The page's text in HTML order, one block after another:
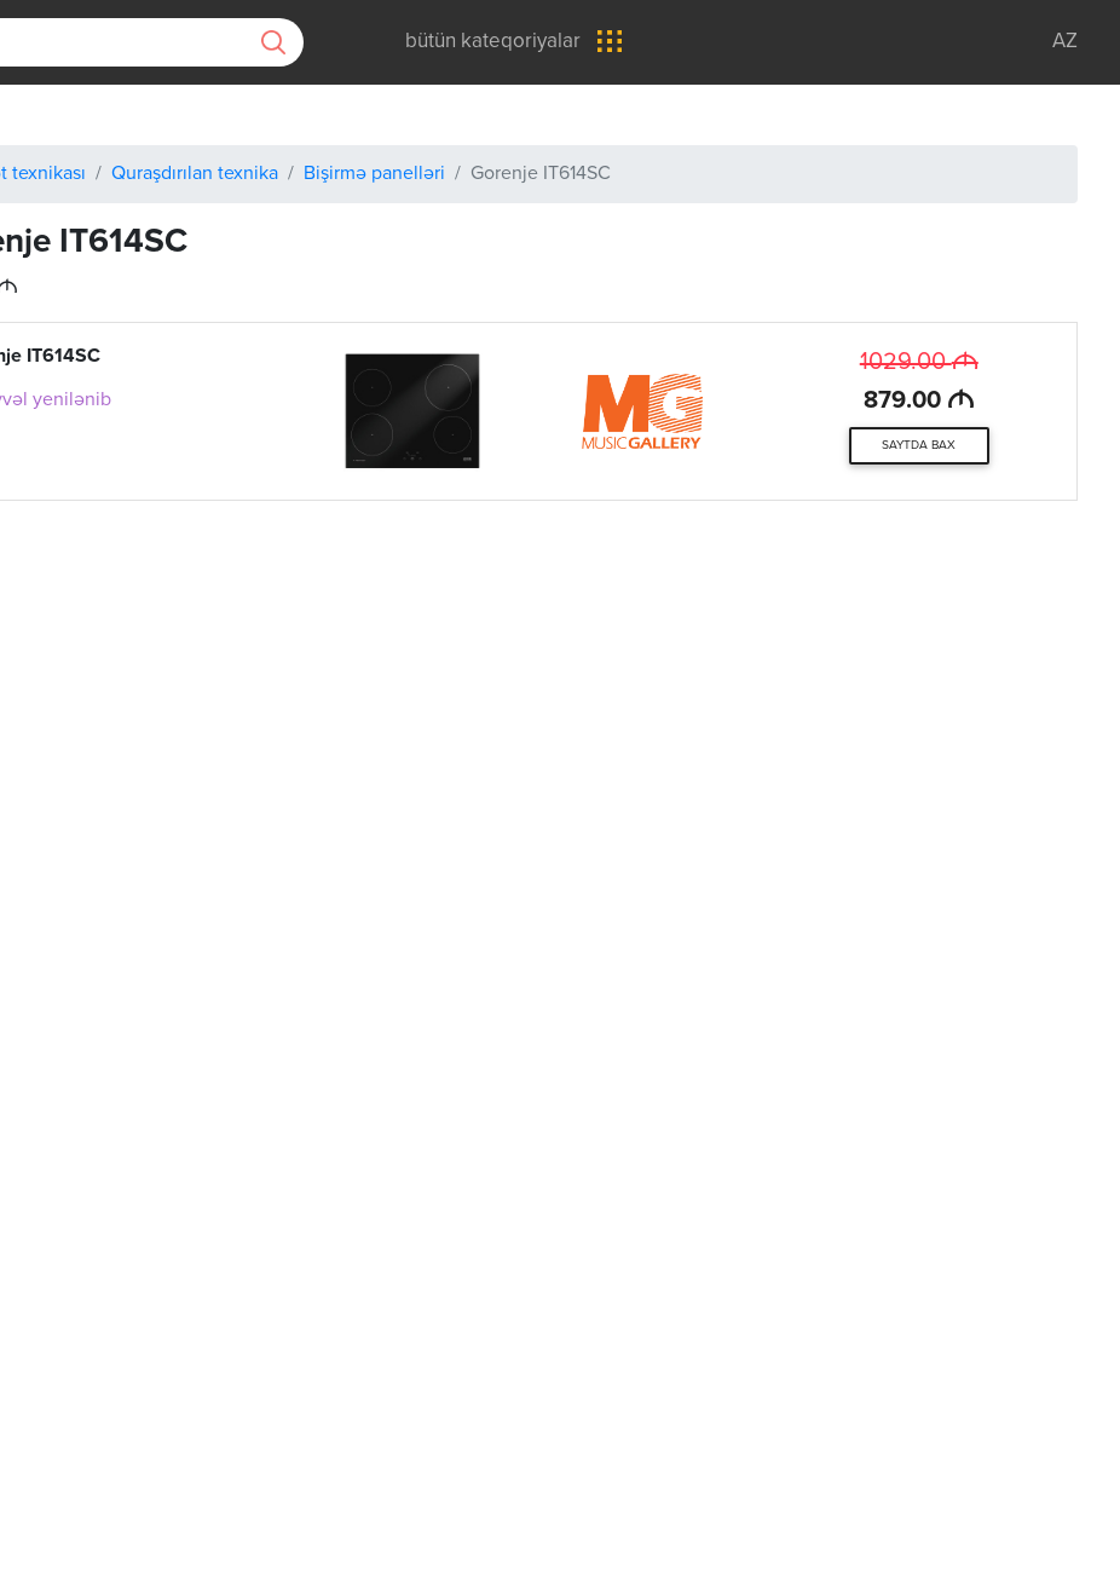
bütün kateqoriyalar AZ
texnikası Quraşdırılan texnika Bişirmə panelləri Gorenje IT614SC
IT614SC
IT614SC
yenilənib
1029.00M
879.00 M
SAYTDA BAX